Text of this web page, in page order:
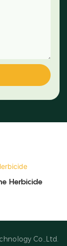
Herbicide
Co.,Ltd.